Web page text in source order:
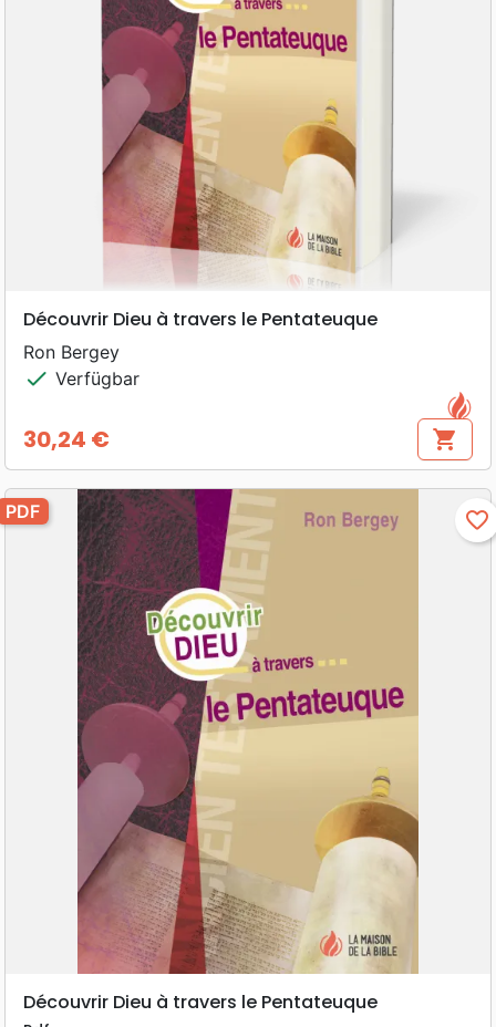
Découvrir Dieu à travers le Pentateuque
Ron Bergey
check Verfügbar
Preis
30,24 € shopping_cart
PDF favorite_border
Découvrir Dieu à travers le Pentateuque